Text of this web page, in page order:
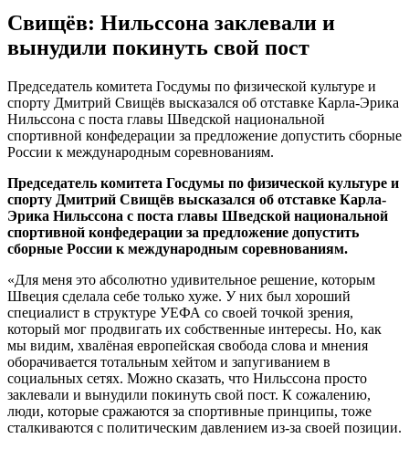
Свищёв: Нильссона заклевали и
вынудили покинуть свой пост
Председатель комитета Госдумы по физической культуре и
спорту Дмитрий Свищёв высказался об отставке Карла-Эрика
Нильссона с поста главы Шведской национальной
спортивной конфедерации за предложение допустить сборные
России к международным соревнованиям.
Председатель комитета Госдумы по физической культуре и
спорту Дмитрий Свищёв высказался об отставке Карла-
Эрика Нильссона с поста главы Шведской национальной
спортивной конфедерации за предложение допустить
сборные России к международным соревнованиям.
«Для меня это абсолютно удивительное решение, которым
Швеция сделала себе только хуже. У них был хороший
специалист в структуре УЕФА со своей точкой зрения,
который мог продвигать их собственные интересы. Но, как
мы видим, хвалёная европейская свобода слова и мнения
оборачивается тотальным хейтом и запугиванием в
социальных сетях. Можно сказать, что Нильссона просто
заклевали и вынудили покинуть свой пост. К сожалению,
люди, которые сражаются за спортивные принципы, тоже
сталкиваются с политическим давлением из-за своей позиции.